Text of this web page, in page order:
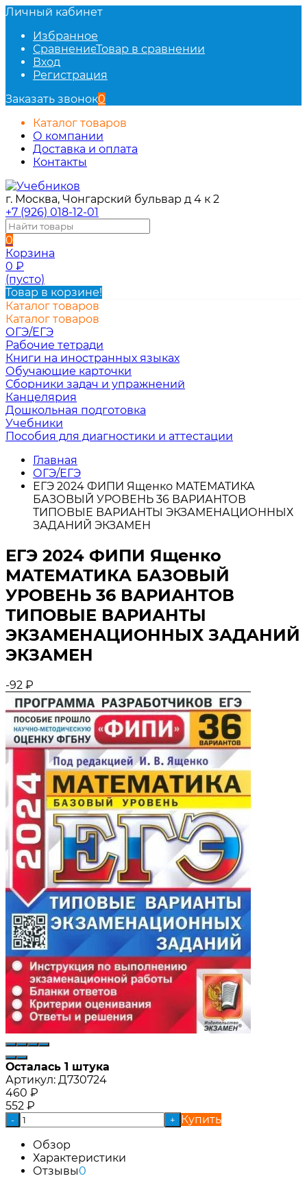
Личный кабинет
Избранное
СравнениеТовар в сравнении
Вход
Регистрация
Заказать звонок0
Каталог товаров
О компании
Доставка и оплата
Контакты
г. Москва, Чонгарский бульвар д 4 к 2
+7 (926) 018-12-01
0
Корзина
0 ₽
(пусто)
Товар в корзине!
Каталог товаров
Каталог товаров
ОГЭ/ЕГЭ
Рабочие тетради
Книги на иностранных языках
Обучающие карточки
Сборники задач и упражнений
Канцелярия
Дошкольная подготовка
Учебники
Пособия для диагностики и аттестации
Главная
ОГЭ/ЕГЭ
ЕГЭ 2024 ФИПИ Ященко МАТЕМАТИКА
БАЗОВЫЙ УРОВЕНЬ 36 ВАРИАНТОВ
ТИПОВЫЕ ВАРИАНТЫ ЭКЗАМЕНАЦИОННЫХ
ЗАДАНИЙ ЭКЗАМЕН
ЕГЭ 2024 ФИПИ Ященко
МАТЕМАТИКА БАЗОВЫЙ
УРОВЕНЬ 36 ВАРИАНТОВ
ТИПОВЫЕ ВАРИАНТЫ
ЭКЗАМЕНАЦИОННЫХ ЗАДАНИЙ
ЭКЗАМЕН
-92 ₽
Осталась 1 штука
Артикул: Д730724
460 ₽
552 ₽
- +
Купить
Обзор
Характеристики
Отзывы0